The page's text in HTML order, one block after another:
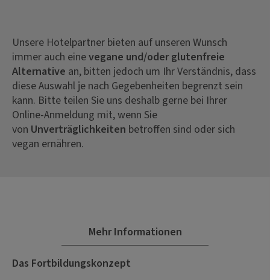
Unsere Hotelpartner bieten auf unseren Wunsch
immer auch einevegane und/oder glutenfreie
Alternative an, bitten jedoch um Ihr Verständnis, dass
diese Auswahl je nach Gegebenheiten begrenzt sein
kann. Bitte teilen Sie uns deshalb gerne bei Ihrer
Online-Anmeldung mit, wenn Sie
von Unverträglichkeiten betroffen sind oder sich
vegan ernähren.
Mehr Informationen
Das Fortbildungskonzept